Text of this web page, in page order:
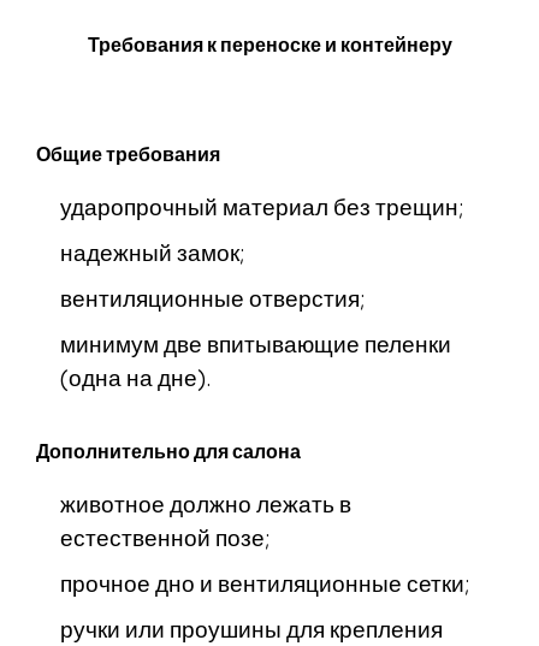
Требования к переноске и контейнеру
Общие требования
ударопрочный материал без трещин;
надежный замок;
вентиляционные отверстия;
минимум две впитывающие пеленки
(одна на дне).
Дополнительно для салона
животное должно лежать в
естественной позе;
прочное дно и вентиляционные сетки;
ручки или проушины для крепления